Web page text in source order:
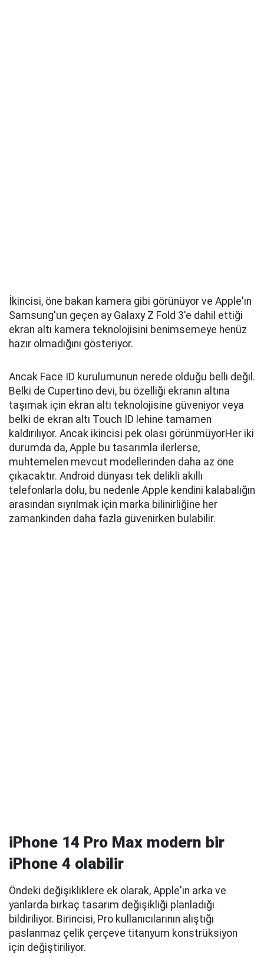
İkincisi, öne bakan kamera gibi görünüyor ve Apple'ın
Samsung'un geçen ay Galaxy Z Fold 3'e dahil ettiği
ekran altı kamera teknolojisini benimsemeye henüz
hazır olmadığını gösteriyor.
Ancak Face ID kurulumunun nerede olduğu belli değil.
Belki de Cupertino devi, bu özelliği ekranın altına
taşımak için ekran altı teknolojisine güveniyor veya
belki de ekran altı Touch ID lehine tamamen
kaldırılıyor. Ancak ikincisi pek olası görünmüyorHer iki
durumda da, Apple bu tasarımla ilerlerse,
muhtemelen mevcut modellerinden daha az öne
çıkacaktır. Android dünyası tek delikli akıllı
telefonlarla dolu, bu nedenle Apple kendini kalabalığın
arasından sıyrılmak için marka bilinirliğine her
zamankinden daha fazla güvenirken bulabilir.
iPhone 14 Pro Max modern bir
iPhone 4 olabilir
Öndeki değişikliklere ek olarak, Apple'ın arka ve
yanlarda birkaç tasarım değişikliği planladığı
bildiriliyor. Birincisi, Pro kullanıcılarının alıştığı
paslanmaz çelik çerçeve titanyum konstrüksiyon
için değiştiriliyor.